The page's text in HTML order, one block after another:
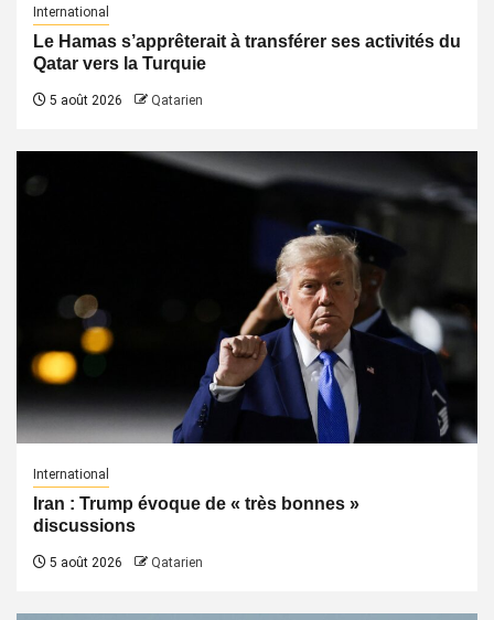
International
Le Hamas s’apprêterait à transférer ses activités du
Qatar vers la Turquie
5 août 2026 Qatarien
International
Iran : Trump évoque de « très bonnes »
discussions
5 août 2026 Qatarien